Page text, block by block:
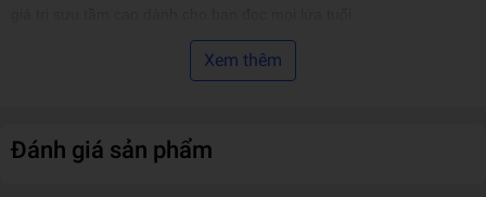
Xem thêm
Đánh giá sản phẩm